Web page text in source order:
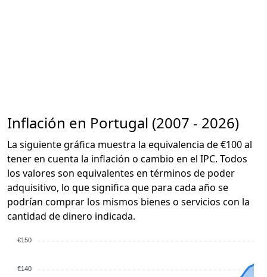
Inflación en Portugal (2007 - 2026)
La siguiente gráfica muestra la equivalencia de €100 al
tener en cuenta la inflación o cambio en el IPC. Todos
los valores son equivalentes en términos de poder
adquisitivo, lo que significa que para cada año se
podrían comprar los mismos bienes o servicios con la
cantidad de dinero indicada.
€150
€140